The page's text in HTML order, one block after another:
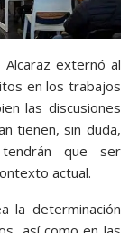
externó al
en los trabajos
las discusiones
tienen, sin duda,
que ser
actual.
la determinación